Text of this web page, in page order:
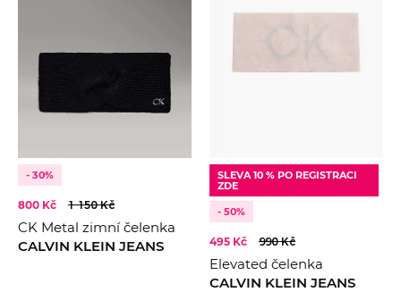
CENA
BARVAČerná
KOLEKCE
2024
2025
2026
- 30%
800 Kč 1 150 Kč
CK Metal zimní čelenka
CALVIN KLEIN JEANS
SLEVA 10 % PO REGISTRACI
ZDE
- 50%
495 Kč 990 Kč
Elevated čelenka
CALVIN KLEIN JEANS